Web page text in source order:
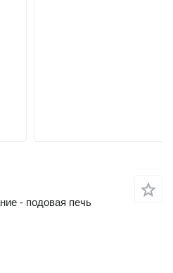
- подовая печь